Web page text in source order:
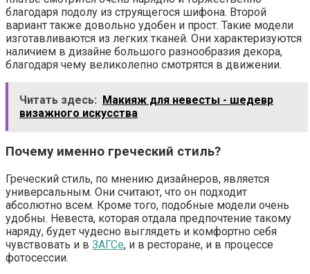
благодаря подолу из струящегося шифона. Второй
вариант также довольно удобен и прост. Такие модели
изготавливаются из легких тканей. Они характеризуются
наличием в дизайне большого разнообразия декора,
благодаря чему великолепно смотрятся в движении.
Читать здесь:
Макияж для невесты - шедевр
визажного искусства
Почему именно греческий стиль?
Греческий стиль, по мнению дизайнеров, является
универсальным. Они считают, что он подходит
абсолютно всем. Кроме того, подобные модели очень
удобны. Невеста, которая отдала предпочтение такому
наряду, будет чудесно выглядеть и комфортно себя
чувствовать и в ЗАГСе, и в ресторане, и в процессе
фотосессии.